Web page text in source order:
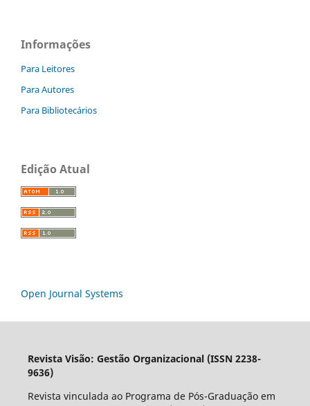
Informações
Para Leitores
Para Autores
Para Bibliotecários
Edição Atual
Open Journal Systems
Revista Visão: Gestão Organizacional (ISSN 2238-
9636)
Revista vinculada ao Programa de Pós-Graduação em